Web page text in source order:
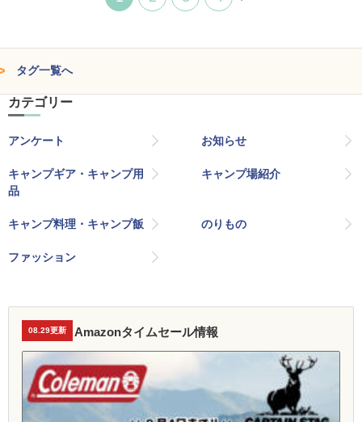
タグ一覧へ
カテゴリー
アンケート お知らせ
キャンプギア・キャンプ用
品
キャンプ場紹介
キャンプ料理・キャンプ飯 のりもの
ファッション
08.29更新 Amazonタイムセール情報